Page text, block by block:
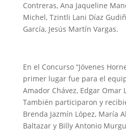
Contreras, Ana Jaqueline
Michel, Tzintli Lani Díaz
García, Jesús Martín Vargas.
En el Concurso “Jóvenes
primer lugar fue para el
Amador Chávez, Edgar Omar
También participaron y
Brenda Jazmín López, María
Baltazar y Billy Antonio